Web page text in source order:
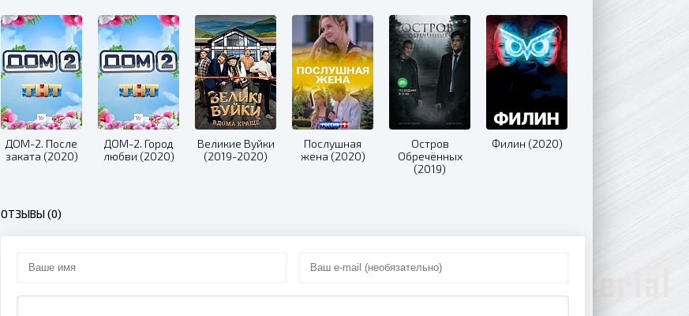
ДОМ-2. После
заката (2020)
ДОМ-2. Город
любви (2020)
Великие Вуйки
(2019-2020)
Послушная
жена (2020)
Остров
Обречённых
(2019)
Филин (2020)
ОТЗЫВЫ (0)